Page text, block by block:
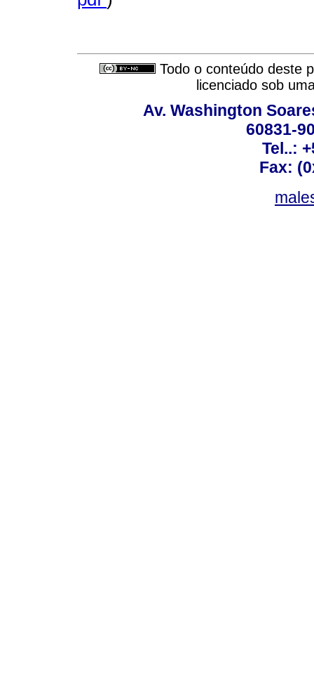
Todo o conteúdo deste
licenciado sob
Av. Washington
60831-
Tel..:
Fax: